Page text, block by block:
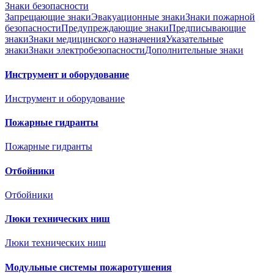
Знаки безопасности
Запрещающие знакиЭвакуационные знакиЗнаки пожарной
безопасностиПредупреждающие знакиПредписывающие
знакиЗнаки медицинского назначенияУказательные
знакиЗнаки электробезопасностиДополнительные знаки
Инструмент и оборудование
Инструмент и оборудование
Пожарные гидранты
Пожарные гидранты
Отбойники
Отбойники
Люки технических ниш
Люки технических ниш
Модульные системы пожаротушения